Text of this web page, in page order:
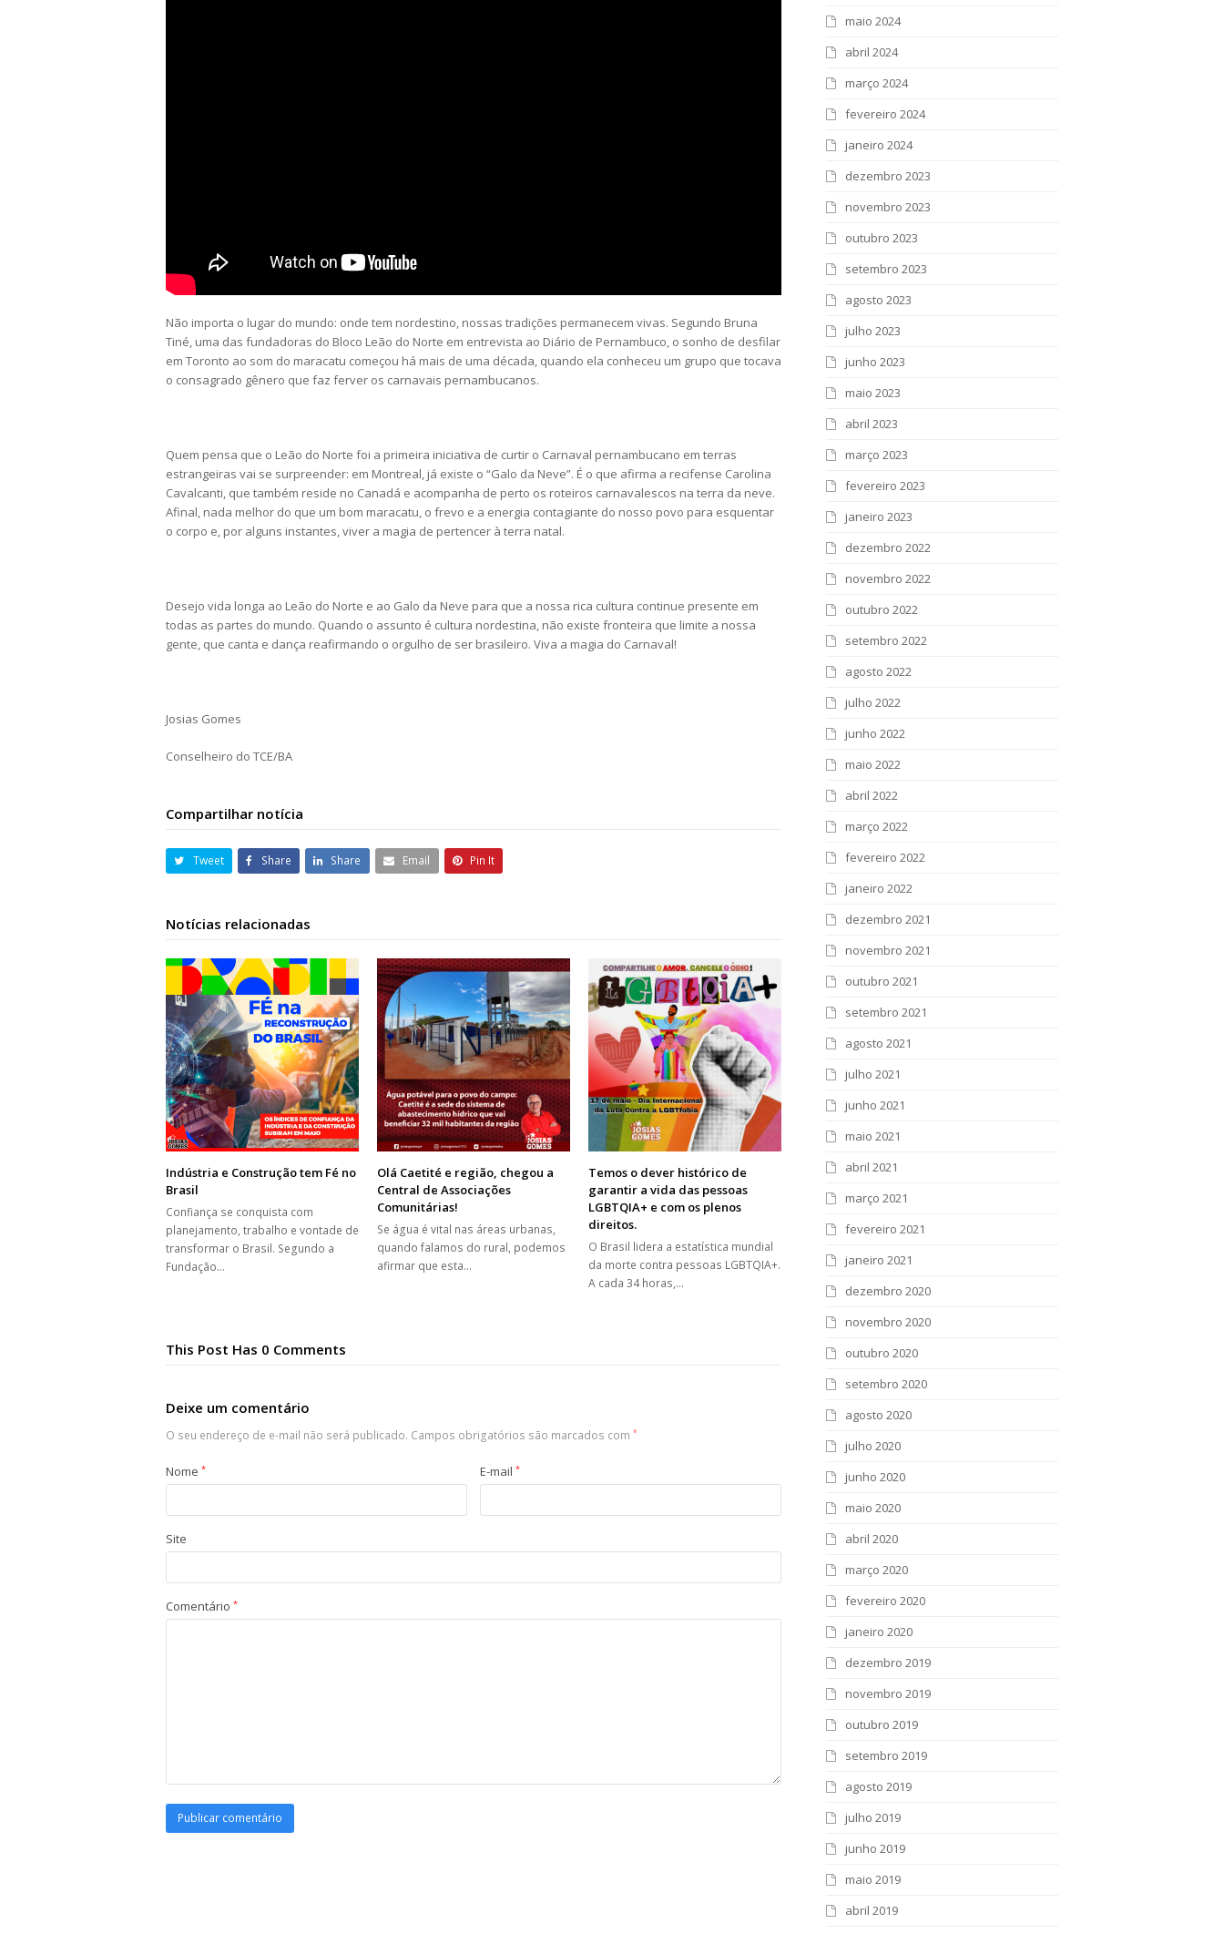
Não importa o lugar do mundo: onde tem nordestino, nossas tradições permanecem vivas. Segundo Bruna
Tiné, uma das fundadoras do Bloco Leão do Norte em entrevista ao Diário de Pernambuco, o sonho de desfilar
em Toronto ao som do maracatu começou há mais de uma década, quando ela conheceu um grupo que tocava
o consagrado gênero que faz ferver os carnavais pernambucanos.
Quem pensa que o Leão do Norte foi a primeira iniciativa de curtir o Carnaval pernambucano em terras
estrangeiras vai se surpreender: em Montreal, já existe o “Galo da Neve”. É o que afirma a recifense Carolina
Cavalcanti, que também reside no Canadá e acompanha de perto os roteiros carnavalescos na terra da neve.
Afinal, nada melhor do que um bom maracatu, o frevo e a energia contagiante do nosso povo para esquentar
o corpo e, por alguns instantes, viver a magia de pertencer à terra natal.
Desejo vida longa ao Leão do Norte e ao Galo da Neve para que a nossa rica cultura continue presente em
todas as partes do mundo. Quando o assunto é cultura nordestina, não existe fronteira que limite a nossa
gente, que canta e dança reafirmando o orgulho de ser brasileiro. Viva a magia do Carnaval!
Josias Gomes
Conselheiro do TCE/BA
Compartilhar notícia
Tweet Share Share Email Pin It
Notícias relacionadas
Indústria e Construção tem Fé no
Brasil
Confiança se conquista com
planejamento, trabalho e vontade de
transformar o Brasil. Segundo a
Fundação…
Olá Caetité e região, chegou a
Central de Associações
Comunitárias!
Se água é vital nas áreas urbanas,
quando falamos do rural, podemos
afirmar que esta…
Temos o dever histórico de
garantir a vida das pessoas
LGBTQIA+ e com os plenos
direitos.
O Brasil lidera a estatística mundial
da morte contra pessoas LGBTQIA+.
A cada 34 horas,…
This Post Has 0 Comments
Deixe um comentário
O seu endereço de e-mail não será publicado. Campos obrigatórios são marcados com *
Nome * E-mail *
Site
Comentário *
maio 2024
abril 2024
março 2024
fevereiro 2024
janeiro 2024
dezembro 2023
novembro 2023
outubro 2023
setembro 2023
agosto 2023
julho 2023
junho 2023
maio 2023
abril 2023
março 2023
fevereiro 2023
janeiro 2023
dezembro 2022
novembro 2022
outubro 2022
setembro 2022
agosto 2022
julho 2022
junho 2022
maio 2022
abril 2022
março 2022
fevereiro 2022
janeiro 2022
dezembro 2021
novembro 2021
outubro 2021
setembro 2021
agosto 2021
julho 2021
junho 2021
maio 2021
abril 2021
março 2021
fevereiro 2021
janeiro 2021
dezembro 2020
novembro 2020
outubro 2020
setembro 2020
agosto 2020
julho 2020
junho 2020
maio 2020
abril 2020
março 2020
fevereiro 2020
janeiro 2020
dezembro 2019
novembro 2019
outubro 2019
setembro 2019
agosto 2019
julho 2019
junho 2019
maio 2019
abril 2019